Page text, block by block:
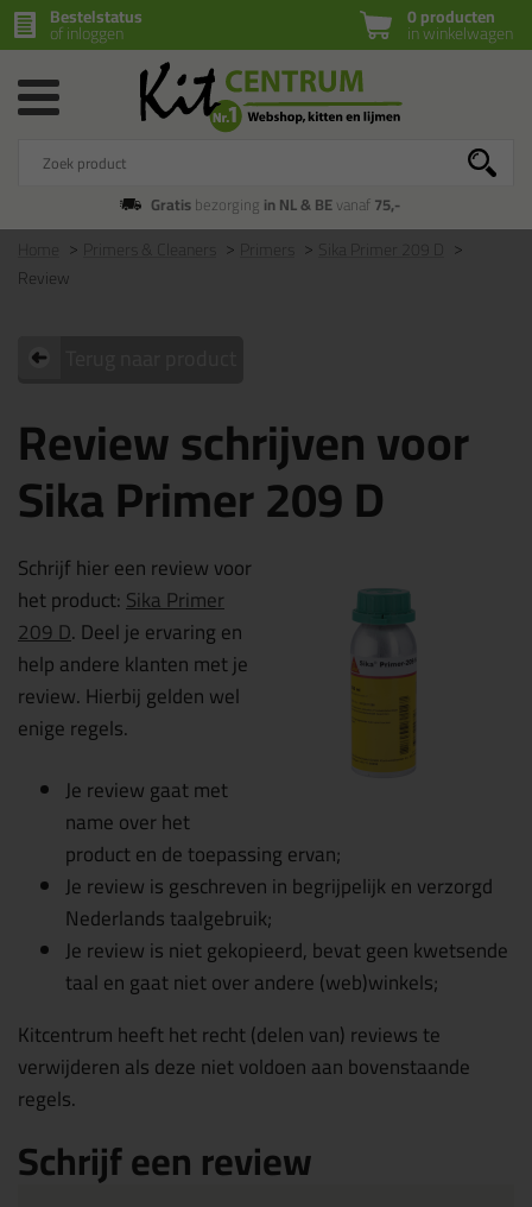
0 producten
in winkelwagen
Bestelstatus
of inloggen
Gratisbezorging in NL & BEvanaf75,-
Sika Primer 209 D
Review
Review schrijven voor
Sika Primer 209 D
Schrijf hier een review voor
het product:Sika Primer
209 D. Deel je ervaring en
help andere klanten met je
review. Hierbij gelden wel
enige regels.
Je review gaat met
name over het
product en de toepassing ervan;
Je review is geschreven in begrijpelijk en verzorgd
Nederlands taalgebruik;
Je review is niet gekopieerd, bevat geen kwetsende
taal en gaat niet over andere (web)winkels;
Kitcentrum heeft het recht (delen van) reviews te
verwijderen als deze niet voldoen aan bovenstaande
regels.
Schrijf een review